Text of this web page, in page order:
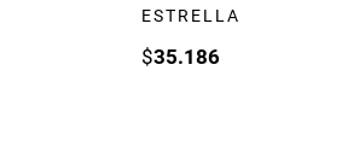
ESTRELLA
$35.186